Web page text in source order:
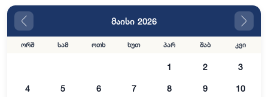
მაისი 2026
ორშ სამ ოთხ ხუთ პარ შაბ კვი
1 2 3
4 5 6 7 8 9 10